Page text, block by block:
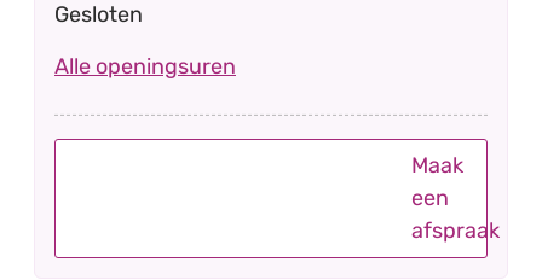
Gesloten
Alle openingsuren
Maak
een
afspraak